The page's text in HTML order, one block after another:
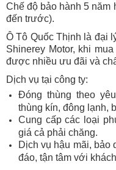
Chế độ bảo hành 5 năm
đến trước).
Ô Tô Quốc Thịnh là đại
Shinerey Motor, khi
được nhiều ưu đãi và
Dịch vụ tại công ty:
Đóng thùng theo
thùng kín, đông lạnh,
Cung cấp các loại
giá cả phải chăng.
Dịch vụ hậu mãi, bảo
đáo, tận tâm với